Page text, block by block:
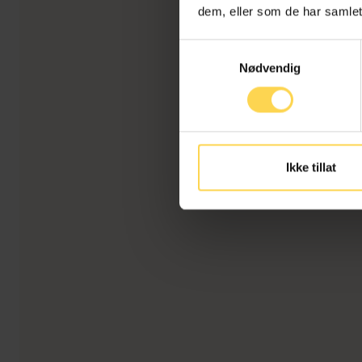
dem, eller som de har
Nødvendig
Ikke tillat